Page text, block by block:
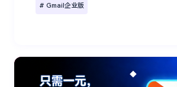
# Gmail企业版